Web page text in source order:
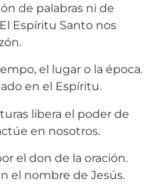
de palabras ni de
Espíritu Santo nos
el lugar o la época.
en el Espíritu.
libera el poder de
en nosotros.
el don de la oración.
el nombre de Jesús.